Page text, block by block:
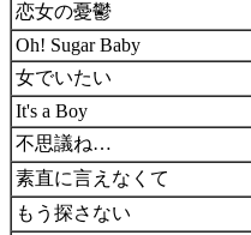
恋女の憂鬱
Oh! Sugar Baby
女でいたい
It's a Boy
不思議ね…
素直に言えなくて
もう探さない